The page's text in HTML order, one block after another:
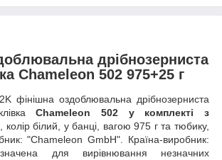
дрібнозерниста
Chameleon 502 975+25 г
фінішна оздоблювальна дрібнозерниста
Chameleon 502 у комплекті з
, колір білий, у банці, вагою 975 г та тюбику,
"Chameleon GmbH". Країна-виробник:
для вирівнювання незначних